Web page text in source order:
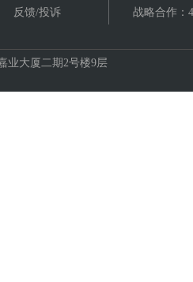
反馈/投诉
战略合作：
业大厦二期2号楼9层